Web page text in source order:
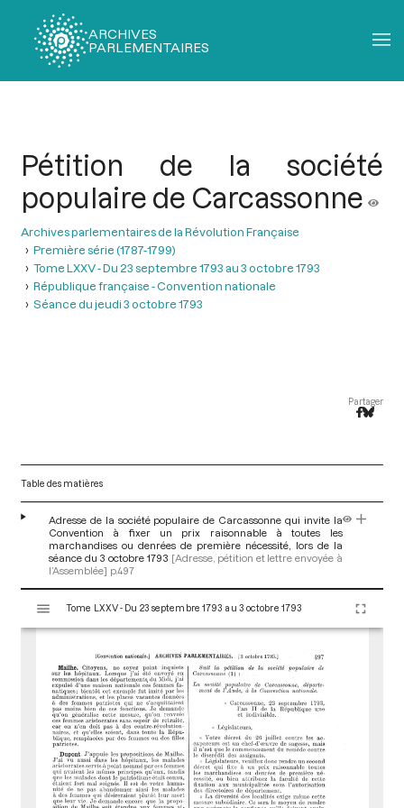
ARCHIVES
PARLEMENTAIRES
Pétition de la société
populaire de Carcassonne
Archives parlementaires de la Révolution Française
Première série (1787-1799)
Tome LXXV - Du 23 septembre 1793 au 3 octobre 1793
République française - Convention nationale
Séance du jeudi 3 octobre 1793
Partager
Table des matières
Adresse de la société populaire de Carcassonne qui invite la
Convention à fixer un prix raisonnable à toutes les
marchandises ou denrées de première nécessité, lors de la
séance du 3 octobre 1793 [Adresse, pétition et lettre envoyée à
l’Assemblée] p.497
s
Tome LXXV - Du 23 septembre 1793 au 3 octobre 1793